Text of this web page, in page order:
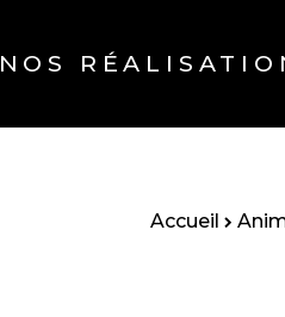
NOS
Accueil